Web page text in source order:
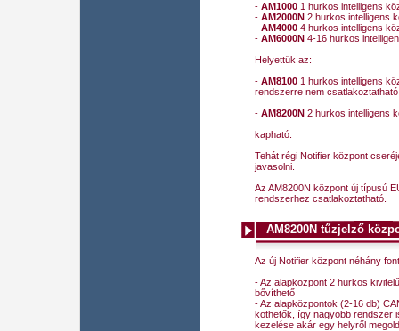
- AM10001 hurkos intelligens
- AM2000N2 hurkos intelligens
- AM40004 hurkos intelligens
- AM6000N4-16 hurkos
Helyettük az:
- AM81001 hurkos intelligens
rendszerre nem
- AM8200N2 hurkos intelligens
kapható.
Tehát régi Notifier központ
javasolni.
Az AM8200N központ új típusú
rendszerhez csatlakoztatható.
AM8200N tűzjelző
Az új Notifier központ néhány
- Az alapközpont 2 hurkos
bővíthető
- Az alapközpontok (2-16 db)
köthetők, így nagyobb rendszer
kezelése akár egy helyről